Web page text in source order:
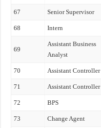
67 Senior Supervisor
68 Intern
69
Assistant Business
Analyst
70 Assistant Controller
71 Assistant Controller
72 BPS
73 Change Agent